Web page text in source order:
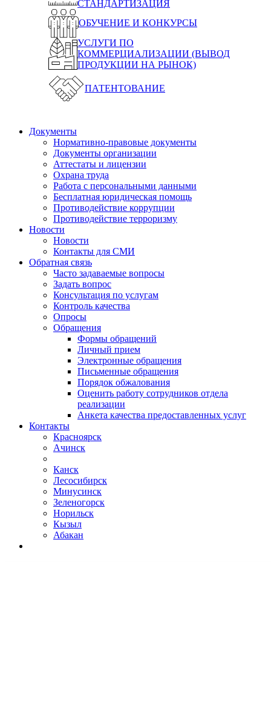
СТАНДАРТИЗАЦИЯ
ОБУЧЕНИЕ И КОНКУРСЫ
УСЛУГИ ПО
КОММЕРЦИАЛИЗАЦИИ (ВЫВОД
ПРОДУКЦИИ НА РЫНОК)
ПАТЕНТОВАНИЕ
Документы
Нормативно-правовые документы
Документы организации
Аттестаты и лицензии
Охрана труда
Работа с персональными данными
Бесплатная юридическая помощь
Противодействие коррупции
Противодействие терроризму
Новости
Новости
Контакты для СМИ
Обратная связь
Часто задаваемые вопросы
Задать вопрос
Консультация по услугам
Контроль качества
Опросы
Обращения
Формы обращений
Личный прием
Электронные обращения
Письменные обращения
Порядок обжалования
Оценить работу сотрудников отдела
реализации
Анкета качества предоставленных услуг
Контакты
Красноярск
Ачинск
Канск
Лесосибирск
Минусинск
Зеленогорск
Норильск
Кызыл
Абакан